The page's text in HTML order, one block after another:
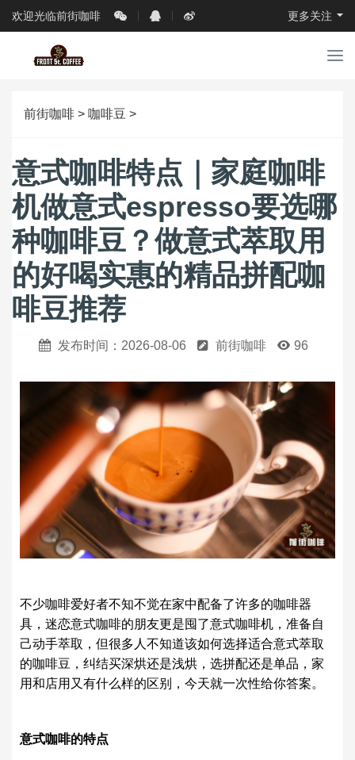
欢迎光临前街咖啡 更多关注
导
前街咖啡 > 咖啡豆 >
意式咖啡特点｜家庭咖啡
机做意式espresso要选哪
种咖啡豆？做意式萃取用
的好喝实惠的精品拼配咖
啡豆推荐
发布时间：2026-08-06 前街咖啡 96
不少咖啡爱好者不知不觉在家中配备了许多的咖啡器
具，迷恋意式咖啡的朋友更是囤了意式咖啡机，准备自
己动手萃取，但很多人不知道该如何选择适合意式萃取
的咖啡豆，纠结买深烘还是浅烘，选拼配还是单品，家
用和店用又有什么样的区别，今天就一次性给你答案。
意式咖啡的特点